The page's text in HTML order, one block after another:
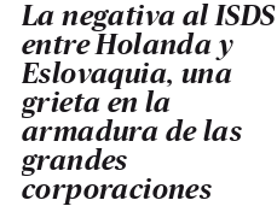
La negativa al ISDS
entre Holanda y
Eslovaquia, una
grieta en la
armadura de las
grandes
corporaciones